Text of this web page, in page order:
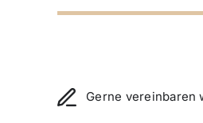
Gerne vereinbaren